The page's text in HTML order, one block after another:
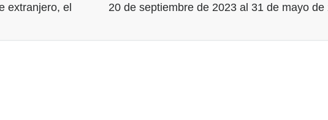
extranjero, el 20 de septiembre de 2023 al 31 de mayo de